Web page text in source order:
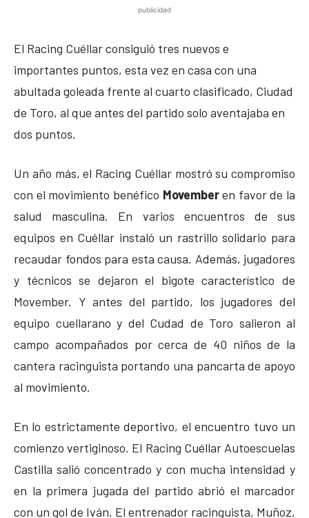
publicidad
El Racing Cuéllar consiguió tres nuevos e
importantes puntos, esta vez en casa con una
abultada goleada frente al cuarto clasificado, Ciudad
de Toro, al que antes del partido solo aventajaba en
dos puntos.
Un año más, el Racing Cuéllar mostró su compromiso
con el movimiento benéfico Movemberen favor de la
salud masculina. En varios encuentros de sus
equipos en Cuéllar instaló un rastrillo solidario para
recaudar fondos para esta causa. Además, jugadores
y técnicos se dejaron el bigote característico de
Movember. Y antes del partido, los jugadores del
equipo cuellarano y del Cudad de Toro salieron al
campo acompañados por cerca de 40 niños de la
cantera racinguista portando una pancarta de apoyo
al movimiento.
En lo estrictamente deportivo, el encuentro tuvo un
comienzo vertiginoso. El Racing Cuéllar Autoescuelas
Castilla salió concentrado y con mucha intensidad y
en la primera jugada del partido abrió el marcador
con un gol de Iván. El entrenador racinguista, Muñoz,